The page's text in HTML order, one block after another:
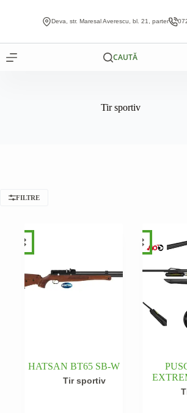
Deva, str. Maresal Averescu, bl. 21, parter
CAUTĂ
Tir sportiv
FILTRE
HATSAN BT65 SB-W
Tir sportiv